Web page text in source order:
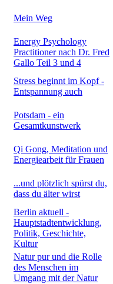
Mein Weg
Energy Psychology
Practitioner nach Dr. Fred
Gallo Teil 3 und 4
Stress beginnt im Kopf -
Entspannung auch
Potsdam - ein
Gesamtkunstwerk
Qi Gong, Meditation und
Energiearbeit für Frauen
...und plötzlich spürst du,
dass du älter wirst
Berlin aktuell -
Hauptstadtentwicklung,
Politik, Geschichte,
Kultur
Natur pur und die Rolle
des Menschen im
Umgang mit der Natur